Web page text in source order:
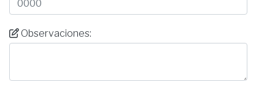
Observaciones: